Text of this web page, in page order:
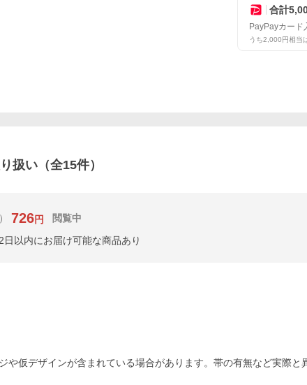
合計
PayPayカード
うち2,000円相当
扱い（全15件）
726円
閲覧中
2日以内にお届け可能な商品あり
や仮デザインが含まれている場合があります。帯の有無など実際と